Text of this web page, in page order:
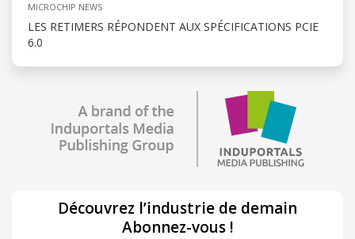
MICROCHIP NEWS
LES RETIMERS RÉPONDENT AUX SPÉCIFICATIONS PCIE
6.0
Découvrez l’industrie de demain
Abonnez-vous !